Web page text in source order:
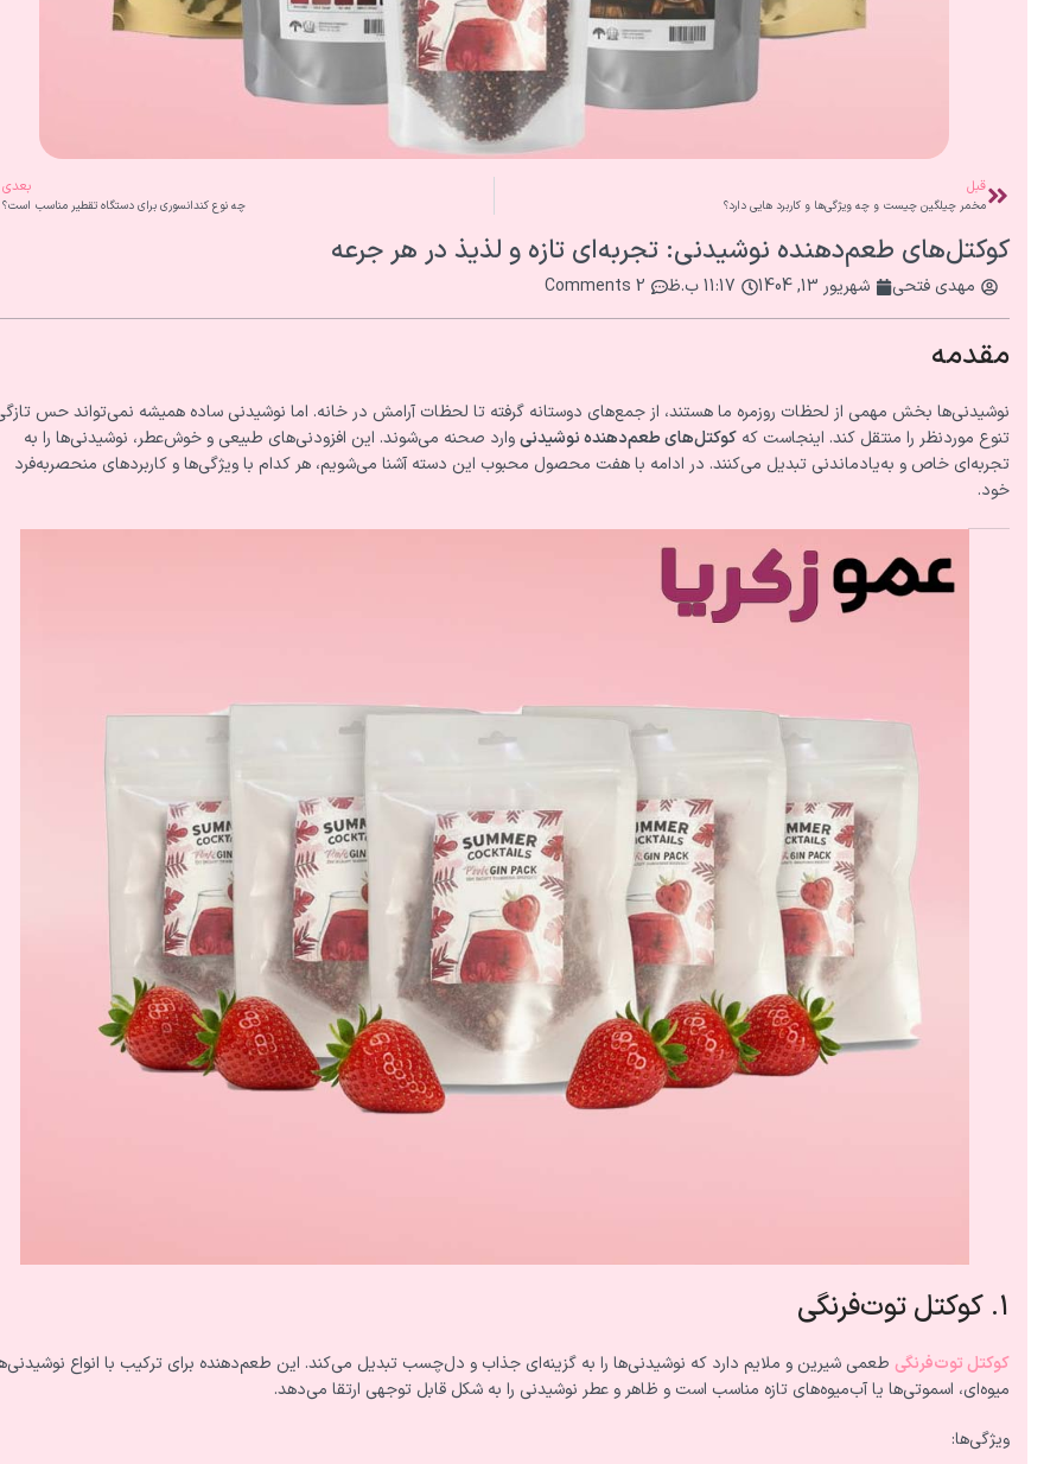
قبل
مخمر چیلگین چیست و چه ویژگی‌ها و کاربرد هایی دارد؟
بعدی
چه نوع کندانسوری برای دستگاه تقطیر مناسب است؟
کوکتل‌های طعم‌دهنده نوشیدنی: تجربه‌ای تازه و لذیذ در هر جرعه
مهدی فتحی شهریور 13, 1404 11:17 ب.ظ 2 Comments
مقدمه
نوشیدنی‌ها بخش مهمی از لحظات روزمره ما هستند، از جمع‌های دوستانه گرفته تا لحظات آرامش در خانه. اما نوشیدنی ساده همیشه نمی‌تواند حس
تنوع موردنظر را منتقل کند. اینجاست که کوکتل‌های طعم‌دهنده نوشیدنیوارد صحنه می‌شوند. این افزودنی‌های طبیعی و خوش‌عطر، نوشیدنی‌ها را به
تجربه‌ای خاص و به‌یادماندنی تبدیل می‌کنند. در ادامه با هفت محصول محبوب این دسته آشنا می‌شویم، هر کدام با ویژگی‌ها و کاربردهای منحصربه‌فرد
خود.
۱. کوکتل توت‌فرنگی
کوکتل توت‌فرنگی طعمی شیرین و ملایم دارد که نوشیدنی‌ها را به گزینه‌ای جذاب و دل‌چسب تبدیل می‌کند. این طعم‌دهنده برای ترکیب با انواع
میوه‌ای، اسموتی‌ها یا آب‌میوه‌های تازه مناسب است و ظاهر و عطر نوشیدنی را به شکل قابل توجهی ارتقا می‌دهد.
ویژگی‌ها: